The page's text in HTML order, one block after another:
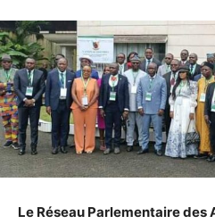
Le Réseau Parlementaire des